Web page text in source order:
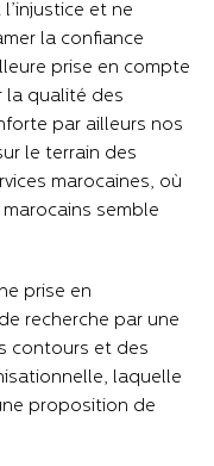
et ne
la confiance
prise en compte
la qualité des
par ailleurs nos
le terrain des
marocaines, où
semble
prise en
recherche par une
contours et des
laquelle
proposition de